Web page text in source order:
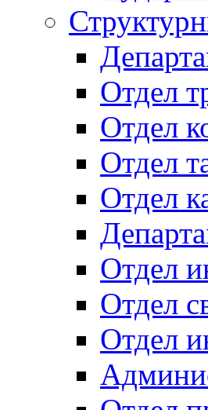
Отдел
Отдел
Отдел
Отдел
Отдел
Отдел
Отдел